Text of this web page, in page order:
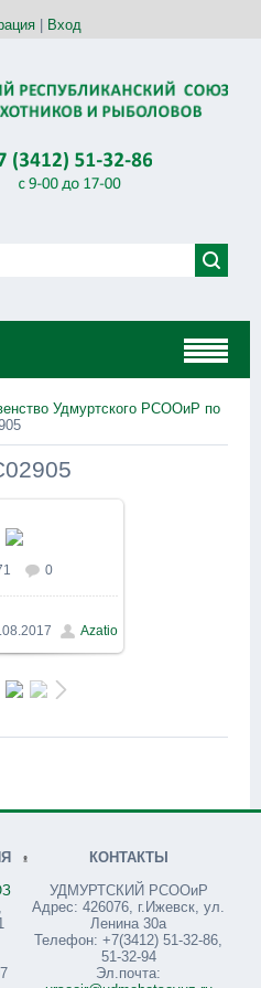
Вход
Удмуртского РСООиР по
размере
/ 116.3Kb
0
Azatio
КОНТАКТЫ
УДМУРТСКИЙ РСООиР
Адрес: 426076, г.Ижевск, ул.
Ленина 30а
Телефон: +7(3412) 51-32-86,
51-32-94
Эл.почта: